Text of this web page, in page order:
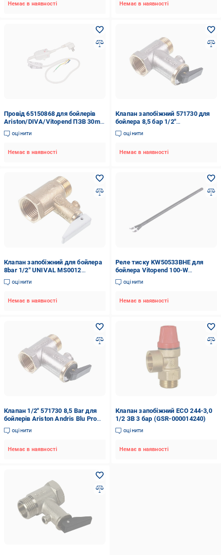
Немає в наявності Немає в наявності
Провід 65150868 для бойлерів
Ariston/DIVA/Vitopend ПЗВ 30mA
230V 15A 1000 мм
(00000038327)
оцінити
Немає в наявності
Клапан запобіжний 571730 для
бойлера 8,5 бар 1/2"
(00000038853)
оцінити
Немає в наявності
Клапан запобіжний для бойлера
8bar 1/2" UNIVAL MS0012
(300005060182)
оцінити
Немає в наявності
Реле тиску KW50533BHE для
бойлера Vitopend 100-W
A1HB/A1JB 800W L 340 мм
(00000050533)
оцінити
Немає в наявності
Клапан 1/2" 571730 8,5 Bar для
бойлерів Ariston Andris Blu Pro
PLT
оцінити
Немає в наявності
Клапан запобіжний ECO 244-3,0
1/2 ЗВ 3 бар (GSR-000014240)
оцінити
Немає в наявності